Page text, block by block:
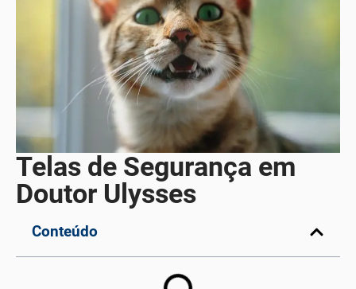
Telas de Segurança em
Doutor Ulysses
Conteúdo